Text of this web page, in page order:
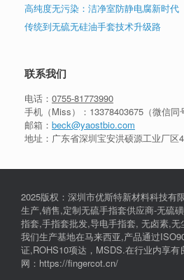
高纯度无污染：洁净室防静电腐新时代
传统到无硫无硅油手套技术升级路
联系我们
电话： 0755-81773990
手机（Miss）： 13378403675 （微信同
邮箱： beck@yaostbio.com
地址：广东省深圳宝安洪硕源工业厂区
2025版权：深圳市优斯特新材料科技有
生产,销售,定制无硫手指套供应商-无硫
指套,手指套批发,导电手指套, 无卤素,
我们生产基地在马来西亚,产品通过
证,ROHS10项达，MSDS.在行业内享
网：https://fingercot.cn/